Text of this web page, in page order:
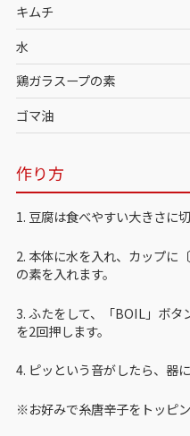
キムチ
水
鶏ガラスープの素
ゴマ油
作り方
1. 豆腐は食べやすい大きさに切
2. 本体に水を入れ、カップに
の素を入れます。
3. ふたをして、「BOIL」ボ
を2回押します。
4. ピッという音がしたら、器
※お好みで糸唐辛子をトッピン